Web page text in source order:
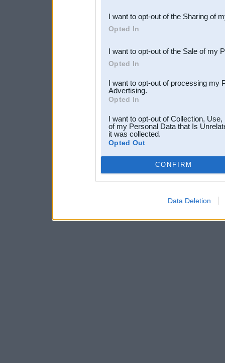
Downstream Participants
third parties.
I want to opt-out of the Sharing of
Opted In
I want to opt-out of the Sale of my
Opted In
I want to opt-out of processing my
Advertising.
Opted In
I want to opt-out of Collection,
of my Personal Data that Is
it was collected.
Opted Out
CONFIRM
Data Deletion